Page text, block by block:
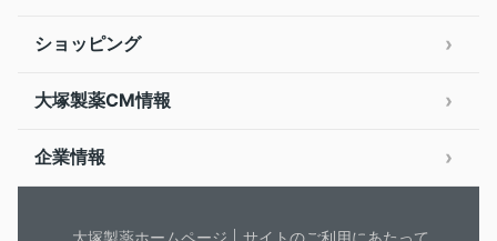
ショッピング
大塚製薬CM情報
企業情報